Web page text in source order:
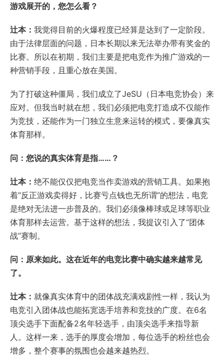
游戏展开的，您怎么看？
辻本： 我觉得目前的火爆程度已经算是达到了一定阶段。
由于法律层面的问题，日本长期以来无法举办带有奖金的
比赛。所以在初期，我们主要是把电竞作为推广游戏的一
种营销手段，且重心放在美国。
为了打破这种僵局，我们成立了JeSU（日本电竞协会）来
应对。但我当时就在想，我们必须把电竞打造成不仅能作
为竞技，还能作为一门独立生意来运转的模式，要像真实
体育那样。
问：您说的真实体育是指……？
辻本： 绝不能仅仅把电竞当作卖游戏的营销工具。如果抱
着“反正游戏卖得好，比赛亏点钱也无所谓”的想法，电竞
是绝对无法进一步普及的。我们必须像棒球或足球等职业
体育那样去运营。基于这样的想法，我提议引入了“团体
战”赛制。
问：原来如此。这在近年的电竞比赛中确实越来越常见
了。
辻本： 就像真实体育中的团体战充满戏剧性一样，我认为
电竞引入团体战也能拓宽选手培养和竞技的广度。在6名
顶尖选手下面配备2名年轻选手，由顶尖选手来指导新
人。这样一来，选手的厚度会增加，每位选手的粉丝也会
增多，整个赛事的氛围也会越来越热烈。